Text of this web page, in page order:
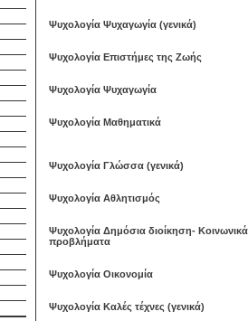
Ψυχολογία Ψυχαγωγία (γενικά)
Ψυχολογία Επιστήμες της Ζωής
Ψυχολογία Ψυχαγωγία
Ψυχολογία Μαθηματικά
Ψυχολογία Γλώσσα (γενικά)
Ψυχολογία Αθλητισμός
Ψυχολογία Δημόσια διοίκηση- Κοινωνικά
προβλήματα
Ψυχολογία Οικονομία
Ψυχολογία Καλές τέχνες (γενικά)